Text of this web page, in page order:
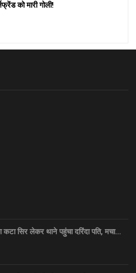
को मारी गोली!
कटा सिर लेकर थाने पहुंचा दरिंदा पति, मचा…